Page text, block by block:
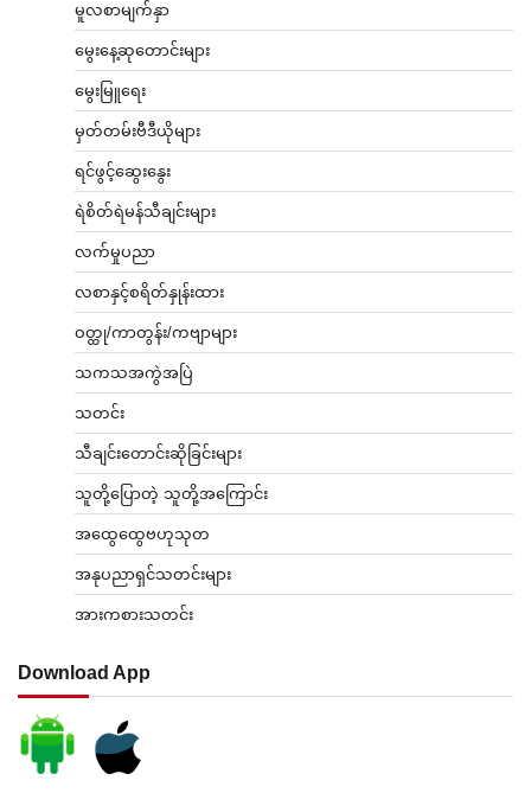
မူလစာမျက်နှာ
မွေးနေ့ဆုတောင်းများ
မွေးမြူရေး
မှတ်တမ်းဗီဒီယိုများ
ရင်ဖွင့်ဆွေးနွေး
ရဲစိတ်ရဲမန်သီချင်းများ
လက်မှုပညာ
လစာနှင့်စရိတ်နှုန်းထား
ဝတ္ထု/ကာတွန်း/ကဗျာများ
သကသအကွဲအပြဲ
သတင်း
သီချင်းတောင်းဆိုခြင်းများ
သူတို့ပြောတဲ့ သူတို့အကြောင်း
အထွေထွေဗဟုသုတ
အနုပညာရှင်သတင်းများ
အားကစားသတင်း
Download App